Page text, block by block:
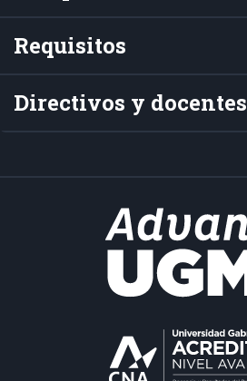
Requisitos
Directivos y docentes